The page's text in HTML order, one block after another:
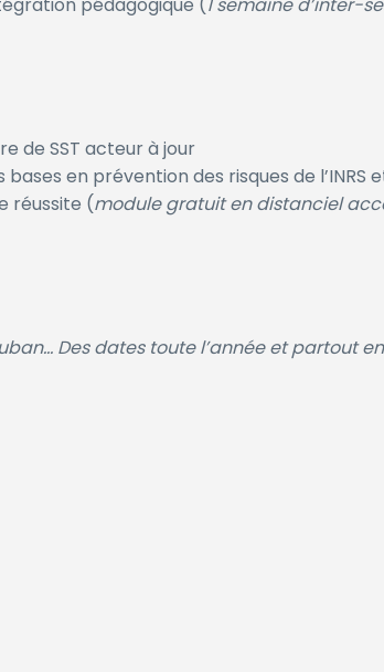
de SST acteur à jour
bases en prévention des risques de l’INRS
réussite (module gratuit en distanciel
Des dates toute l’année et partout en